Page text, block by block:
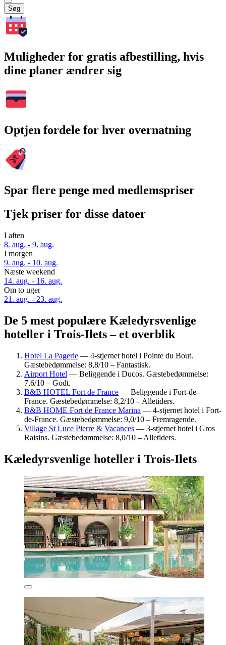
Søg
Muligheder for gratis afbestilling, hvis
dine planer ændrer sig
Optjen fordele for hver overnatning
Spar flere penge med medlemspriser
Tjek priser for disse datoer
I aften
8. aug. - 9. aug.
I morgen
9. aug. - 10. aug.
Næste weekend
14. aug. - 16. aug.
Om to uger
21. aug. - 23. aug.
De 5 mest populære Kæledyrsvenlige
hoteller i Trois-Ilets – et overblik
Hotel La Pagerie — 4-stjernet hotel i Pointe du Bout.
Gæstebedømmelse: 8,8/10 – Fantastisk.
Airport Hotel — Beliggende i Ducos. Gæstebedømmelse:
7,6/10 – Godt.
B&B HOTEL Fort de France — Beliggende i Fort-de-
France. Gæstebedømmelse: 8,2/10 – Alletiders.
B&B HOME Fort de France Marina — 4-stjernet hotel i Fort-
de-France. Gæstebedømmelse: 9,0/10 – Fremragende.
Village St Luce Pierre & Vacances — 3-stjernet hotel i Gros
Raisins. Gæstebedømmelse: 8,0/10 – Alletiders.
Kæledyrsvenlige hoteller i Trois-Ilets